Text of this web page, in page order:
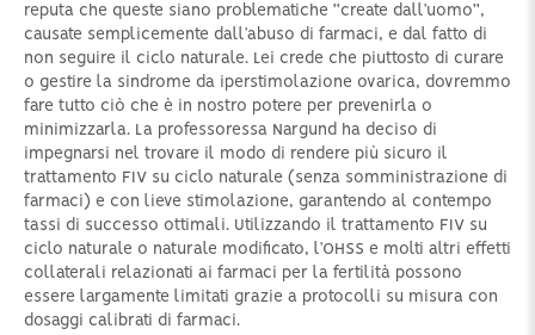
reputa che queste siano problematiche “create dall’uomo”,
causate semplicemente dall’abuso di farmaci, e dal fatto di
non seguire il ciclo naturale. Lei crede che piuttosto di curare
o gestire la sindrome da iperstimolazione ovarica, dovremmo
fare tutto ciò che è in nostro potere per prevenirla o
minimizzarla. La professoressa Nargund ha deciso di
impegnarsi nel trovare il modo di rendere più sicuro il
trattamento FIV su ciclo naturale (senza somministrazione di
farmaci) e con lieve stimolazione, garantendo al contempo
tassi di successo ottimali. Utilizzando il trattamento FIV su
ciclo naturale o naturale modificato, l’OHSS e molti altri effetti
collaterali relazionati ai farmaci per la fertilità possono
essere largamente limitati grazie a protocolli su misura con
dosaggi calibrati di farmaci.